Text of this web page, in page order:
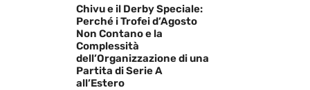
Chivu e il Derby Speciale:
Perché i Trofei d’Agosto
Non Contano e la
Complessità
dell’Organizzazione di una
Partita di Serie A
all’Estero